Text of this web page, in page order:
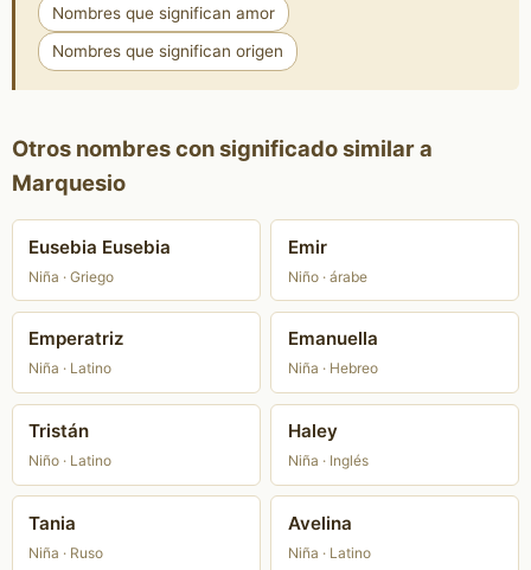
Nombres que significan amor
Nombres que significan origen
Otros nombres con significado similar a
Marquesio
Eusebia Eusebia
Niña · Griego
Emir
Niño · árabe
Emperatriz
Niña · Latino
Emanuella
Niña · Hebreo
Tristán
Niño · Latino
Haley
Niña · Inglés
Tania
Niña · Ruso
Avelina
Niña · Latino